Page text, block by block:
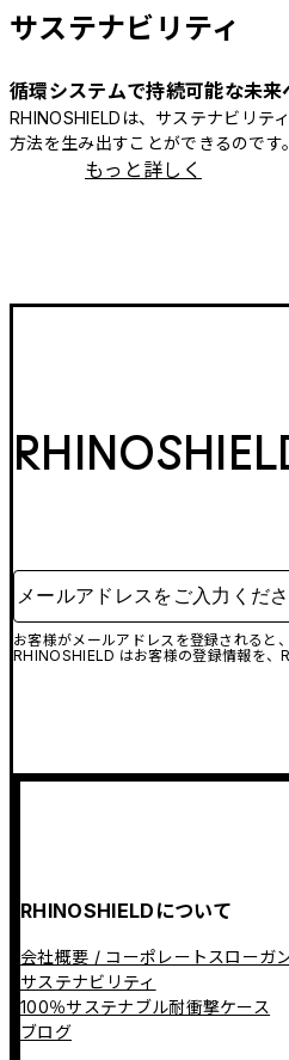
サステナビリティ
循環システムで持続可能な未来
RHINOSHIELDは、サステナビリテ
方法を生み出すことができるのです
もっと詳しく
メールアドレスをご入力くださ
お客様がメールアドレスを登録されると
RHINOSHIELD はお客様の登録情報を、
RHINOSHIELDについて
会社概要 / コーポレートスローガ
サステナビリティ
100％サステナブル耐衝撃ケース
ブログ